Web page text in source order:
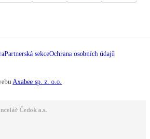
Partnerská sekceOchrana osobních údajů
Axabee sp. z. o.o.
Čedok a.s.